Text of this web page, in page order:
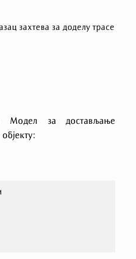
захтева за доделу трасе
Mодел за достављање